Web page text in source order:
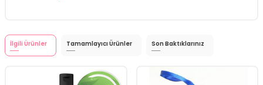
İlgili Ürünler Tamamlayıcı Ürünler Son Baktıklarınız